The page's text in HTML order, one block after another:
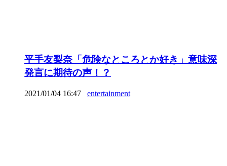
平手友梨奈「危険なところとか好き」意味深
発言に期待の声！？
2021/01/04 16:47 entertainment